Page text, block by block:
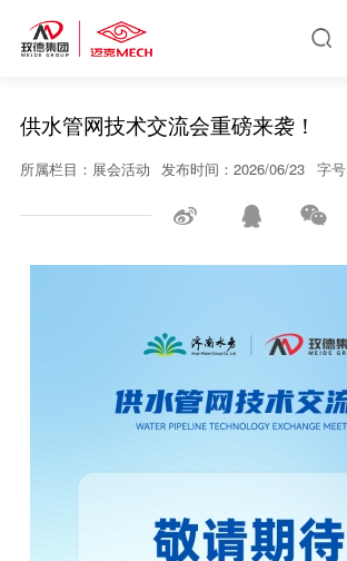
供水管网技术交流会重磅来袭！
所属栏目：展会活动 发布时间：2026/06/23 字号
  